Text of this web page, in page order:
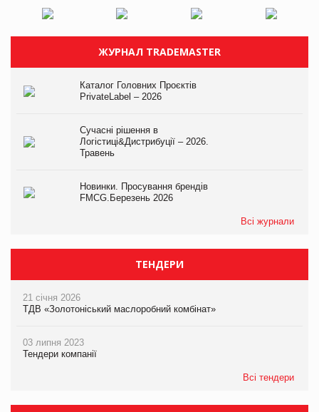
ЖУРНАЛ TRADEMASTER
Каталог Головних Проєктів
PrivateLabel – 2026
Сучасні рішення в
Логістиці&Дистрибуції – 2026.
Травень
Новинки. Просування брендів
FMCG.Березень 2026
Всі журнали
ТЕНДЕРИ
21 січня 2026
ТДВ «Золотоніський маслоробний комбінат»
03 липня 2023
Тендери компанії
Всі тендери